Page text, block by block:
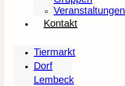
Veranstaltungen
Kontakt
Tiermarkt
Dorf
Lembeck